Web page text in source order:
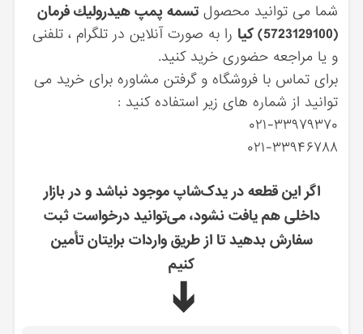
شما می توانید محصولتسمه پمپ هيدروليك فرمان
(5723129100) کیا
را به صورت آنلاین در تلگرام ، تلفنی
و یا مراجعه حضوری خرید کنید.
برای تماس با فروشگاه و گرفتن مشاوره برای خرید می
توانید از شماره های زیر استفاده کنید :
۰۲۱-۳۳۹۷۹۳۷۰
۰۲۱-۳۳۹۴۶۷۸۸
اگر این قطعه در یدک‌شاپ موجود نباشد و در بازار
داخلی هم یافت نشود، می‌توانید درخواست ثبت
سفارش بدهید تا از طریق واردات برایتان تأمین
کنیم
➔